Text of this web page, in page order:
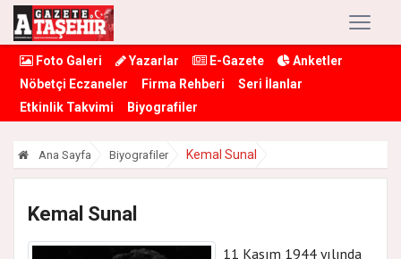
Foto Galeri Yazarlar E-Gazete
Anketler
Nöbetçi Eczaneler
Firma Rehberi
Seri İlanlar
Etkinlik Takvimi
Biyografiler
Ana Sayfa Biyografiler Kemal Sunal
Kemal Sunal
11 Kasım 1944 yılında